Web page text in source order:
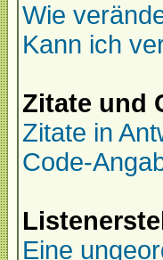
Wie
Kann ich
Zitate und
Zitate in
Code-
Eine